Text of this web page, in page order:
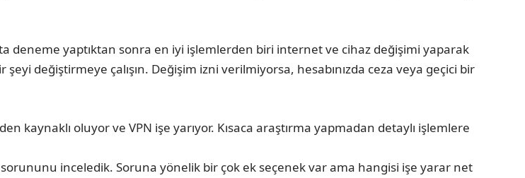
deneme yaptıktan sonra en iyi işlemlerden biri internet ve cihaz değişimi yaparak
değiştirmeye çalışın. Değişim izni verilmiyorsa, hesabınızda ceza veya geçici bir
kaynaklı oluyor ve VPN işe yarıyor. Kısaca araştırma yapmadan detaylı işlemlere
inceledik. Soruna yönelik bir çok ek seçenek var ama hangisi işe yarar net